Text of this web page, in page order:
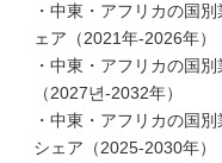
・中東・アフリカの国
ェア（2021年-2026年）
・中東・アフリカの国
（2027년-2032年）
・中東・アフリカの国
シェア（2025-2030年）